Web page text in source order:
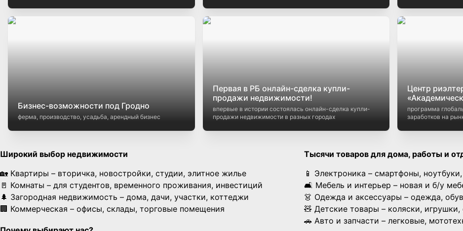
Бизнес-возможности под Гродно
ферма, производство, усадьба, арендный бизнес
Первая в РБ онлайн-сделка купли-
продажи недвижимости!
впервые в истории состоялась онлайн-сделка купли-
продажи недвижимости в разных городах
Центр
программа
заработков на
Широкий выбор недвижимости
🏡 Квартиры – вторичка, новостройки, студии, элитное жилье
🚪 Комнаты – для студентов, временного проживания, инвестиций
🌲 Загородная недвижимость – дома, дачи, участки, коттеджи
🏢 Коммерческая – офисы, склады, торговые помещения
Тысячи товаров для дома, работы и
📱 Электроника – смартфоны,
🛋 Мебель и интерьер – новая и б/у
👗 Одежда и аксессуары – одежда,
🧸 Детские товары – коляски,
🚗 Авто и запчасти – легковые,